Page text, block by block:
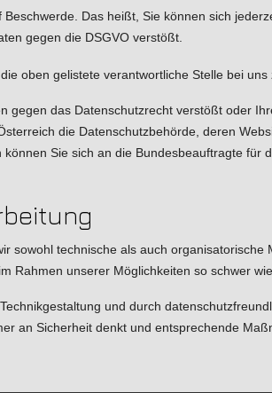
Das heißt, Sie können sich
gegen die DSGVO verstößt.
oben gelistete verantwortliche Stelle bei uns
gegen das Datenschutzrecht verstößt oder
die Datenschutzbehörde, deren
Sie sich an die Bundesbeauftragte für
sowohl technische als auch
Rahmen unserer Möglichkeiten so schwer
und durch
an Sicherheit denkt und entsprechende